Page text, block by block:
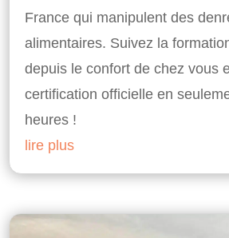
France qui manipulent des
alimentaires. Suivez la
depuis le confort de chez vous
certification officielle en
heures !
lire plus